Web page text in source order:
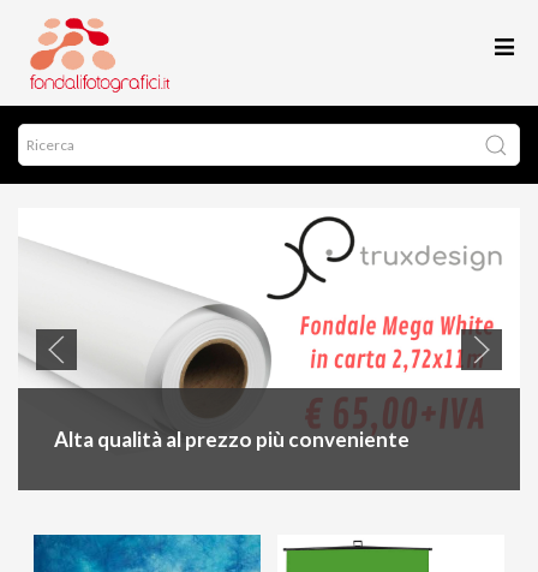
Alta qualità al prezzo più conveniente